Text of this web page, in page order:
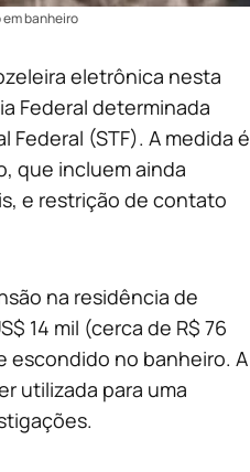
banheiro
eletrônica nesta
Federal determinada
Federal (STF). A medida é
que incluem ainda
e restrição de contato
na residência de
14 mil (cerca de R$ 76
escondido no banheiro. A
utilizada para uma